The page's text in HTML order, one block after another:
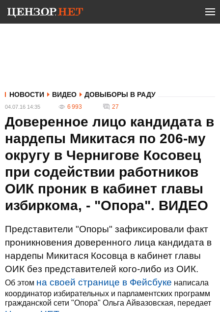
НОВОСТИ ВИДЕО ДОВЫБОРЫ В РАДУ
04.07.16 14:35 6 993 27
Доверенное лицо кандидата в
нардепы Микитася по 206-му
округу в Чернигове Косовец
при содействии работников
ОИК проник в кабинет главы
избиркома, - "Опора". ВИДЕО
Представители "Опоры" зафиксировали факт
проникновения доверенного лица кандидата в
нардепы Микитася Косовца в кабинет главы
ОИК без представителей кого-либо из ОИК.
Об этом на своей странице в Фейсбуке написала
координатор избирательных и парламентских программ
гражданской сети "Опора" Ольга Айвазовская, передает